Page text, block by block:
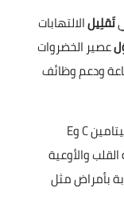
تَقلِيلالالتهابات
عصير الخضروات
ودعم وظائف
تشير الدراسات إلى أن مضادات الأكسدة مثل فيتامين C وE
والأوعية
بأمراض مثل